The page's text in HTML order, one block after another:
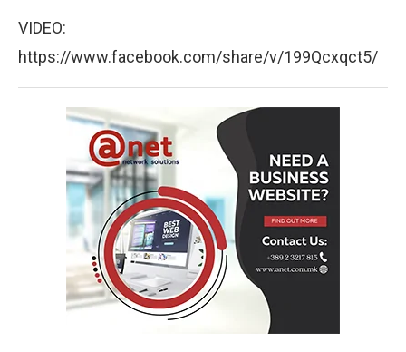
VIDEO:
https://www.facebook.com/share/v/199Qcxqct5/